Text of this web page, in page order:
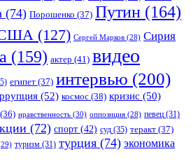
(74) Порошенко (37) Путин (164)
(127) Сергей Марков (28) Сирия
(159) актер (41) видео
египет (37) интервью (200)
(52) космос (38) кризис (50)
(36) нравственность (30) оппозиция (28) певец (31)
(72) спорт (42) суд (35) теракт (37)
туризм (31) турция (74) экономика